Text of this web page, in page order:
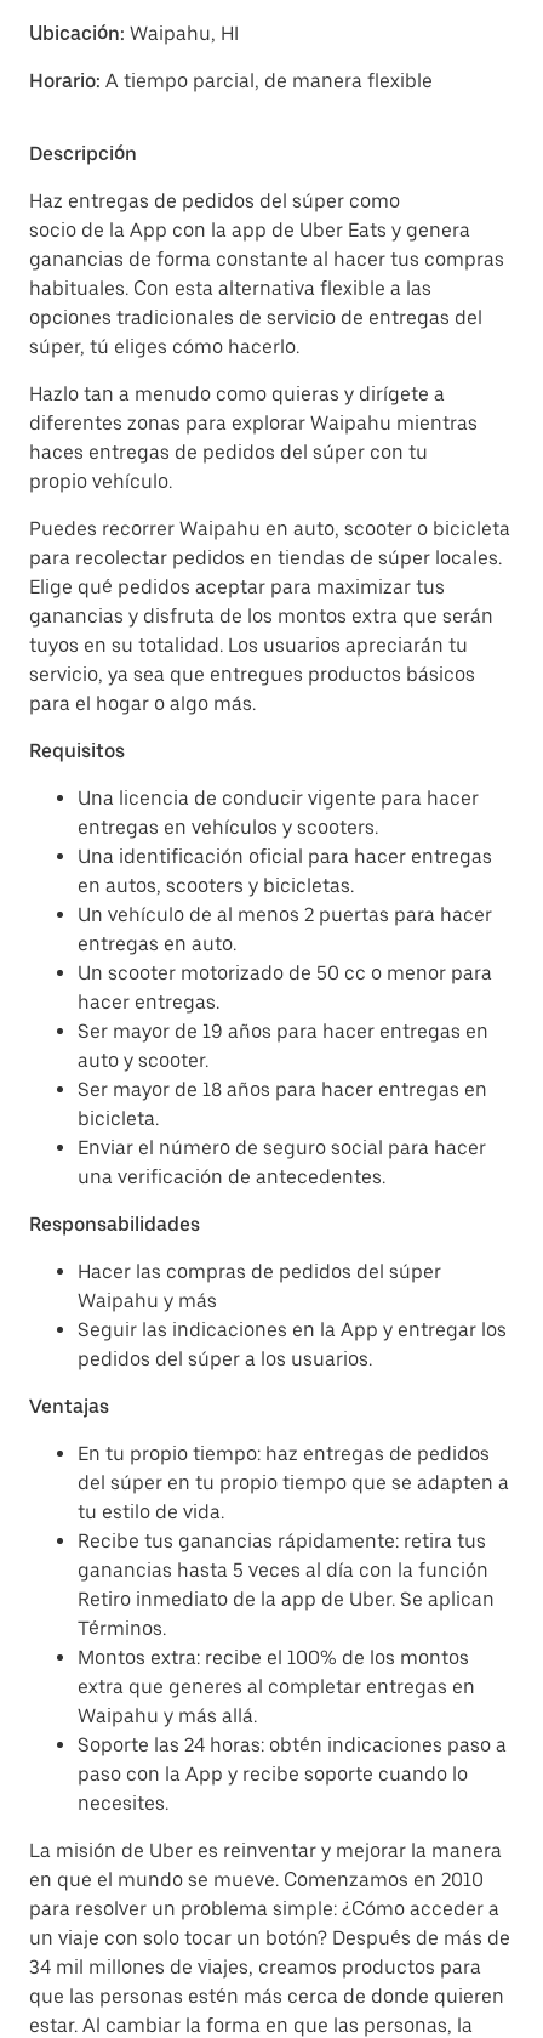
Ubicación: Waipahu, HI
Horario: A tiempo parcial, de manera flexible
Descripción
Haz entregas de pedidos del súper como
socio de la App con la app de Uber Eats y genera
ganancias de forma constante al hacer tus compras
habituales. Con esta alternativa flexible a las
opciones tradicionales de servicio de entregas del
súper, tú eliges cómo hacerlo.
Hazlo tan a menudo como quieras y dirígete a
diferentes zonas para explorar Waipahu mientras
haces entregas de pedidos del súper con tu
propio vehículo.
Puedes recorrer Waipahu en auto, scooter o bicicleta
para recolectar pedidos en tiendas de súper locales.
Elige qué pedidos aceptar para maximizar tus
ganancias y disfruta de los montos extra que serán
tuyos en su totalidad. Los usuarios apreciarán tu
servicio, ya sea que entregues productos básicos
para el hogar o algo más.
Requisitos
Una licencia de conducir vigente para hacer
entregas en vehículos y scooters.
Una identificación oficial para hacer entregas
en autos, scooters y bicicletas.
Un vehículo de al menos 2 puertas para hacer
entregas en auto.
Un scooter motorizado de 50 cc o menor para
hacer entregas.
Ser mayor de 19 años para hacer entregas en
auto y scooter.
Ser mayor de 18 años para hacer entregas en
bicicleta.
Enviar el número de seguro social para hacer
una verificación de antecedentes.
Responsabilidades
Hacer las compras de pedidos del súper
Waipahu y más
Seguir las indicaciones en la App y entregar los
pedidos del súper a los usuarios.
Ventajas
En tu propio tiempo: haz entregas de pedidos
del súper en tu propio tiempo que se adapten a
tu estilo de vida.
Recibe tus ganancias rápidamente: retira tus
ganancias hasta 5 veces al día con la función
Retiro inmediato de la app de Uber. Se aplican
Términos.
Montos extra: recibe el 100% de los montos
extra que generes al completar entregas en
Waipahu y más allá.
Soporte las 24 horas: obtén indicaciones paso a
paso con la App y recibe soporte cuando lo
necesites.
La misión de Uber es reinventar y mejorar la manera
en que el mundo se mueve. Comenzamos en 2010
para resolver un problema simple: ¿Cómo acceder a
un viaje con solo tocar un botón? Después de más de
34 mil millones de viajes, creamos productos para
que las personas estén más cerca de donde quieren
estar. Al cambiar la forma en que las personas, la